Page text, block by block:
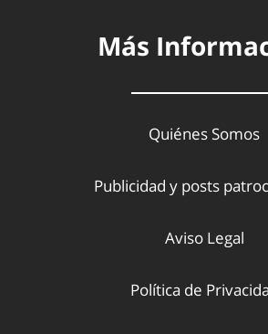
Más
Quiénes Somos
Publicidad y posts
Aviso Legal
Política de